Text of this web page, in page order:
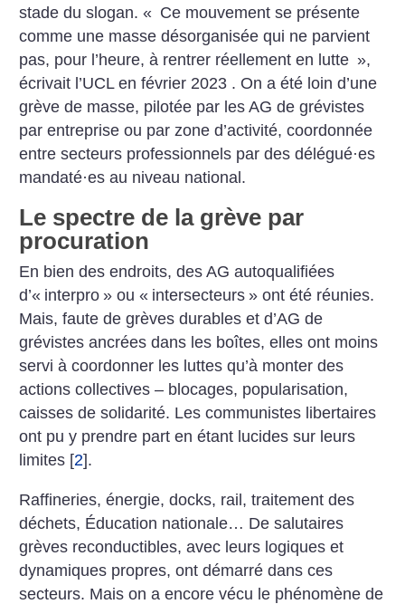
stade du ­slogan. « Ce mouvement se présente
comme une masse désorganisée qui ne parvient
pas, pour l’heure, à rentrer réellement en lutte »,
écrivait l’UCL en février 2023 . On a été loin d’une
grève de masse, pilotée par les AG de grévistes
par entreprise ou par zone d’activité, coordonnée
entre secteurs professionnels par des délégué·es
mandaté·es au niveau national.
Le spectre de la grève par
procuration
En bien des endroits, des AG autoqualifiées
d’« interpro » ou « intersecteurs » ont été réunies.
Mais, faute de grèves durables et d’AG de
grévistes ancrées dans les boîtes, elles ont moins
servi à coordonner les luttes qu’à monter des
actions collectives – blocages, popularisation,
caisses de solidarité. Les communistes libertaires
ont pu y prendre part en étant lucides sur leurs
limites [2].
Raffineries, énergie, docks, rail, traitement des
déchets, Éducation nationale… De salutaires
grèves reconductibles, avec leurs logiques et
dynamiques propres, ont démarré dans ces
secteurs. Mais on a encore vécu le phénomène de